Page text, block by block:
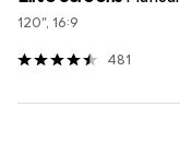
120", 16:9
481